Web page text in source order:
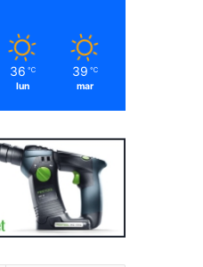
36 ℃
lun
39 ℃
mar